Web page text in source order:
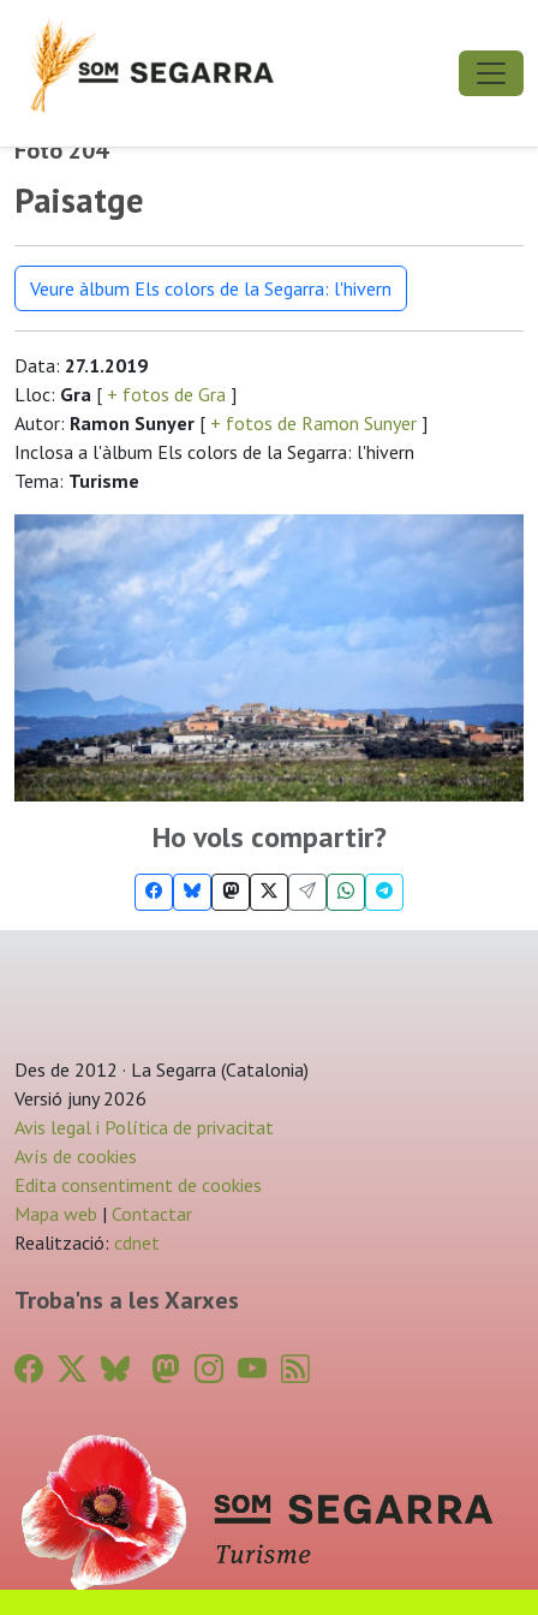
Foto 204
Paisatge
Veure àlbum Els colors de la Segarra: l'hivern
Data: 27.1.2019
Lloc: Gra [ + fotos de Gra ]
Autor: Ramon Sunyer [ + fotos de Ramon Sunyer ]
Inclosa a l'àlbum Els colors de la Segarra: l'hivern
Tema: Turisme
Ho vols compartir?
Des de 2012 · La Segarra (Catalonia)
Versió juny 2026
Avis legal i Política de privacitat
Avís de cookies
Edita consentiment de cookies
Mapa web | Contactar
Realització: cdnet
Troba'ns a les Xarxes